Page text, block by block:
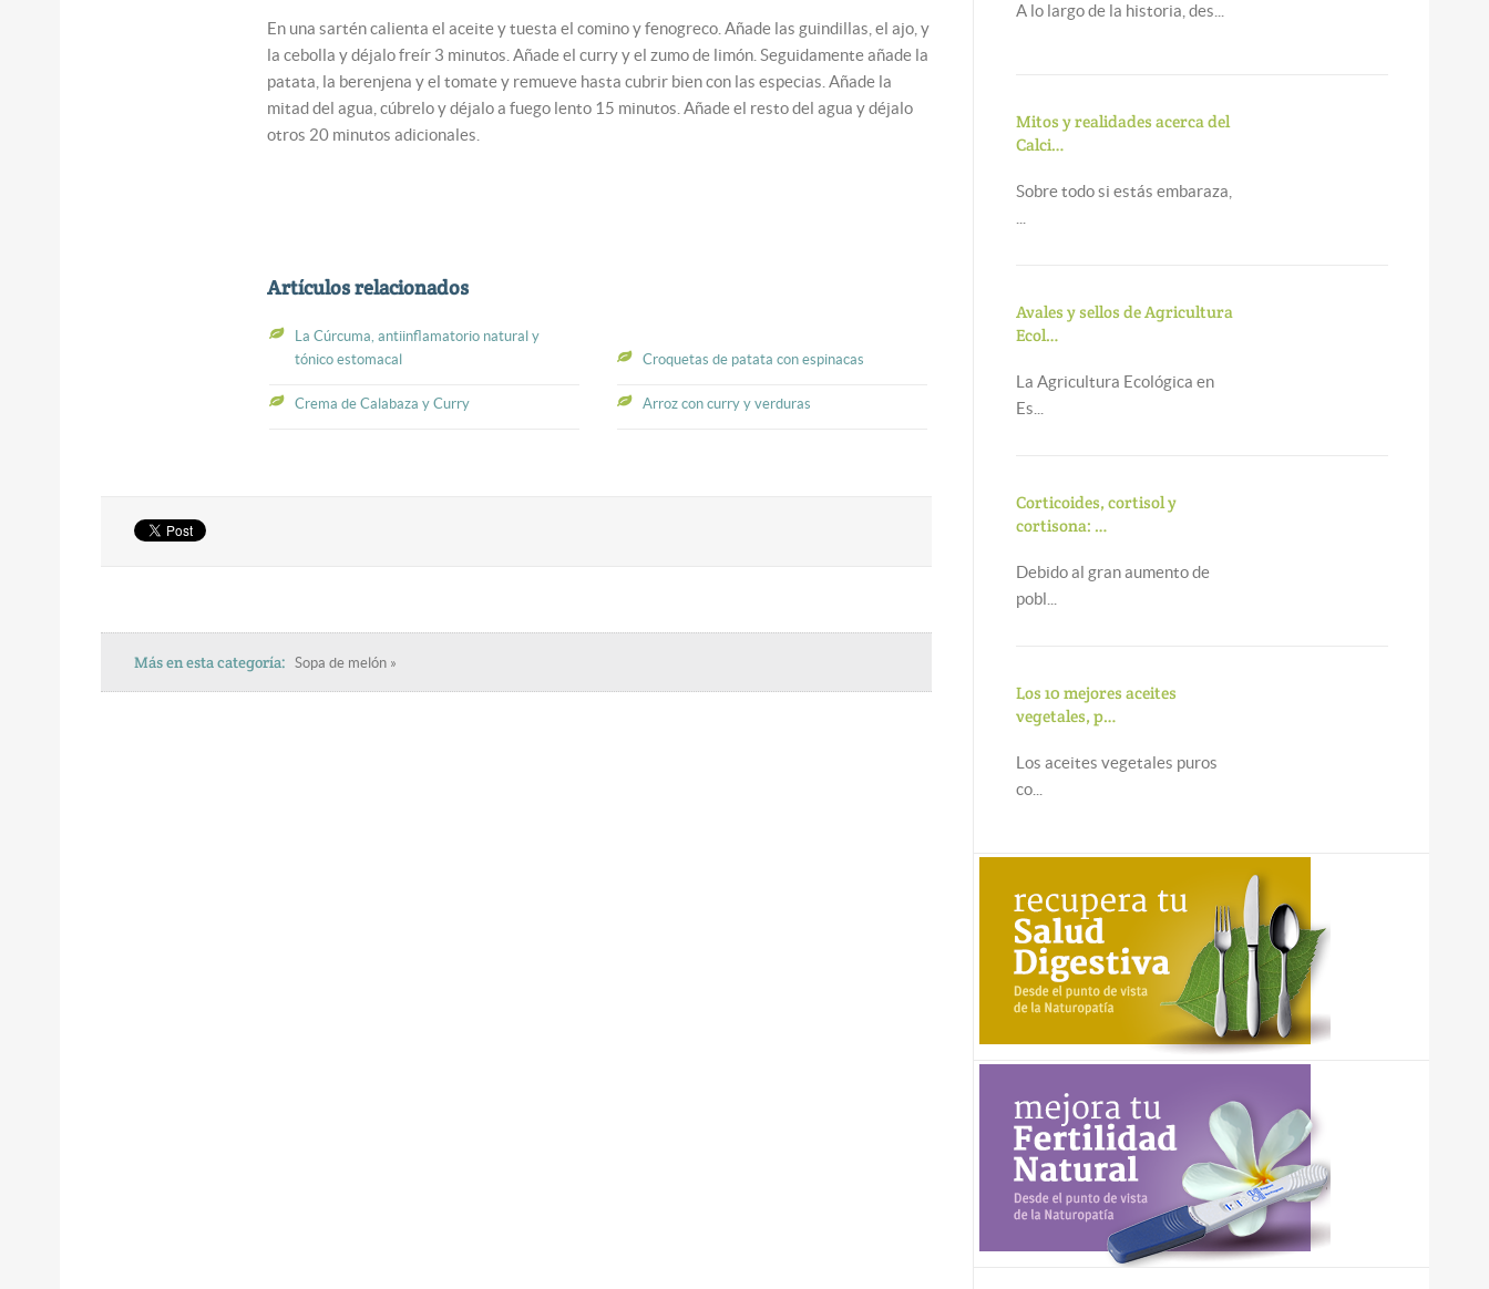
En una sartén calienta el aceite y tuesta el comino y fenogreco. Añade las guindillas, el ajo, y
la cebolla y déjalo freír 3 minutos. Añade el curry y el zumo de limón. Seguidamente añade la
patata, la berenjena y el tomate y remueve hasta cubrir bien con las especias. Añade la
mitad del agua, cúbrelo y déjalo a fuego lento 15 minutos. Añade el resto del agua y déjalo
otros 20 minutos adicionales.
Artículos relacionados
La Cúrcuma, antiinflamatorio natural y
tónico estomacal
Croquetas de patata con espinacas
Crema de Calabaza y Curry Arroz con curry y verduras
Más en esta categoría: Sopa de melón »
A lo largo de la historia, des...
Mitos y realidades acerca del
Calci…
Sobre todo si estás embaraza,
Avales y sellos de Agricultura
Ecol…
La Agricultura Ecológica en
Es...
Corticoides, cortisol y
cortisona: …
Debido al gran aumento de
pobl...
Los 10 mejores aceites
vegetales, p…
Los aceites vegetales puros
co...